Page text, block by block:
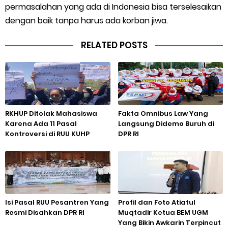
permasalahan yang ada di Indonesia bisa terselesaikan
dengan baik tanpa harus ada korban jiwa.
RELATED POSTS
RKHUP Ditolak Mahasiswa
Karena Ada 11 Pasal
Kontroversi di RUU KUHP
Fakta Omnibus Law Yang
Langsung Didemo Buruh di
DPR RI
Isi Pasal RUU Pesantren Yang
Resmi Disahkan DPR RI
Profil dan Foto Atiatul
Muqtadir Ketua BEM UGM
Yang Bikin Awkarin Terpincut